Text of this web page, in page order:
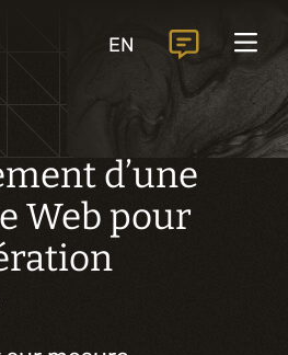
EN
numérique
numérique
sur mesure
d’une
Web pour